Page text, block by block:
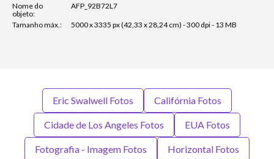
Nome do
objeto:
AFP_92B72L7
Tamanho máx.: 5000 x 3335 px (42,33 x 28,24 cm) - 300 dpi - 13 MB
Eric Swalwell Fotos Califórnia Fotos
Cidade de Los Angeles Fotos EUA Fotos
Fotografia - Imagem Fotos Horizontal Fotos